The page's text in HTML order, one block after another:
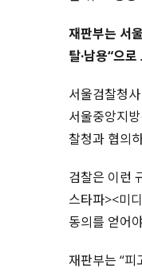
재판부는 서
탈·남용“으
서울검찰청
서울중앙지
찰청과 협의
검찰은 이런
스타파><미
동의를 얻어
재판부는 “